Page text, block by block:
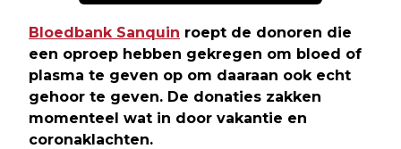
Bloedbank Sanquin roept de donoren die
een oproep hebben gekregen om bloed of
plasma te geven op om daaraan ook echt
gehoor te geven. De donaties zakken
momenteel wat in door vakantie en
coronaklachten.